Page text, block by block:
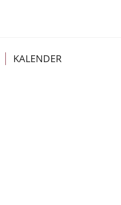
KALENDER